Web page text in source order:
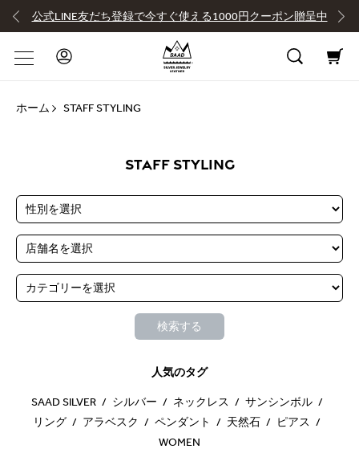
公式LINE友だち登録で今すぐ使える1000円クーポン贈呈中
ホーム STAFF STYLING
STAFF STYLING
人気のタグ
SAAD SILVER シルバー ネックレス
サンシンボル
リング
アラベスク ペンダント 天然石
ピアス
WOMEN